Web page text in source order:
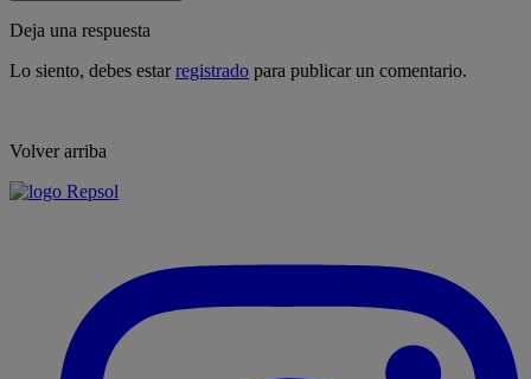
Deja una respuesta
Lo siento, debes estarregistrado para publicar un comentario.
Volver arriba